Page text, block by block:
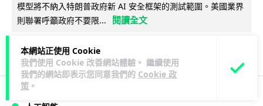
本網站正使用 Cookie
我們使用 Cookie 改善網站體驗。 繼續使用
我們的網站即表示您同意我們的 Cookie 政
策 。
模型將不納入特朗普政府新 AI 安全框架的測試範圍。美國業界
則聯署呼籲政府不要限...
閱讀全文
44 20↗ 分享